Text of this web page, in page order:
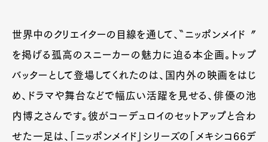
世界中のクリエイターの目線を通して、〝ニッポンメイド〞
を掲げる孤高のスニーカーの魅力に迫る本企画。トップ
バッターとして登場してくれたのは、国内外の映画をはじ
め、ドラマや舞台などで幅広い活躍を見せる、俳優の池
内博之さんです。彼がコーデュロイのセットアップと合わ
せた一足は、「ニッポンメイド」シリーズの「メキシコ66デ